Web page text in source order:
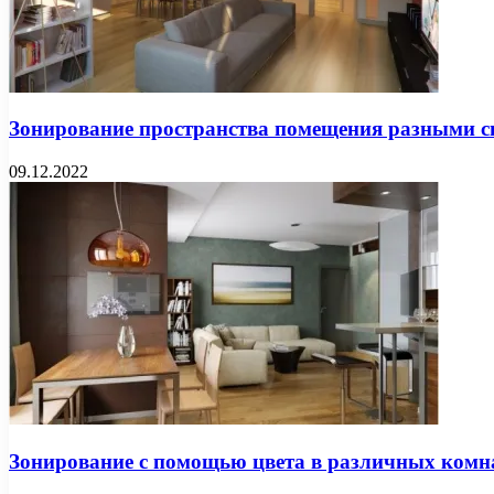
Зонирование пространства помещения разными
09.12.2022
Зонирование с помощью цвета в различных